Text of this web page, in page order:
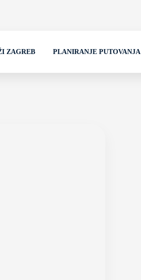
ZAGREB PLANIRANJE PUTOVANJA